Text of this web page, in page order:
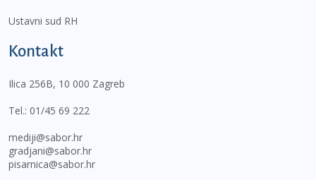
Ustavni sud RH
Kontakt
Ilica 256B, 10 000 Zagreb
Tel.: 01/45 69 222
mediji@sabor.hr
gradjani@sabor.hr
pisarnica@sabor.hr